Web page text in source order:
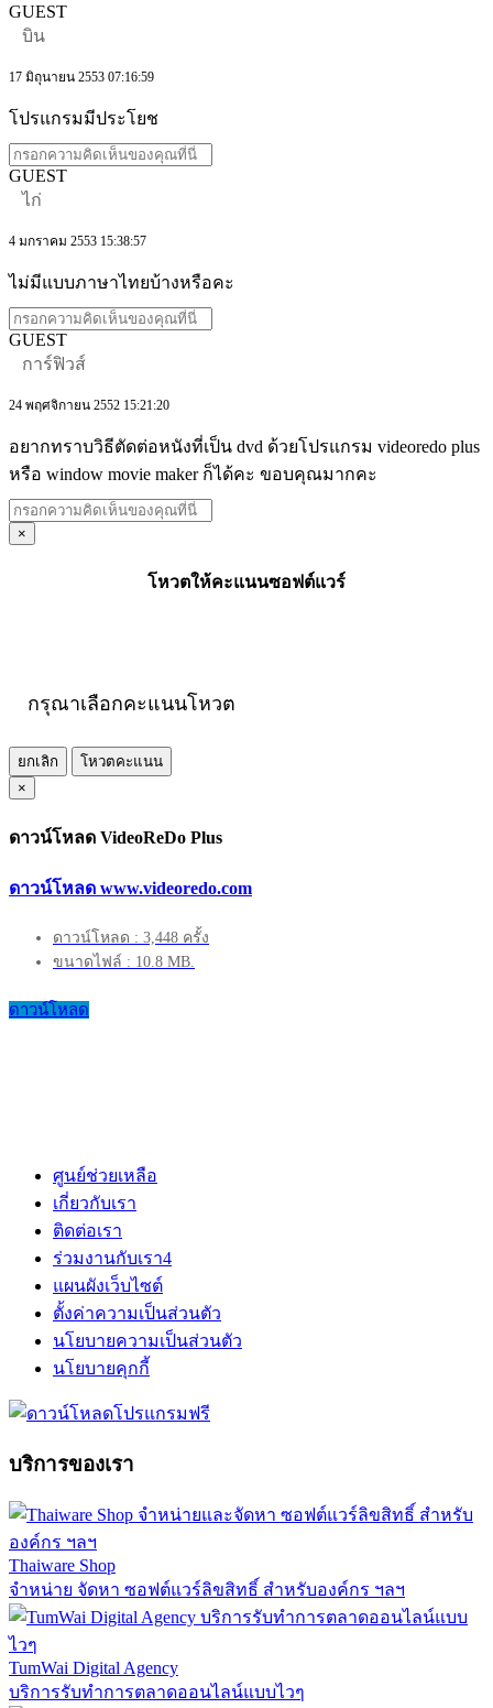
GUEST
บิน
17 มิถุนายน 2553 07:16:59
โปรแกรมมีประโยช
GUEST
ไก่
4 มกราคม 2553 15:38:57
ไม่มีแบบภาษาไทยบ้างหรือคะ
GUEST
การ์ฟิวส์
24 พฤศจิกายน 2552 15:21:20
อยากทราบวิธีตัดต่อหนังที่เป็น dvd ด้วยโปรแกรม videoredo plus
หรือ window movie maker ก็ได้คะ ขอบคุณมากคะ
×
โหวตให้คะแนนซอฟต์แวร์
กรุณาเลือกคะแนนโหวต
ยกเลิก
โหวตคะแนน
×
ดาวน์โหลด VideoReDo Plus
ดาวน์โหลด www.videoredo.com
ดาวน์โหลด : 3,448 ครั้ง
ขนาดไฟล์ : 10.8 MB.
ดาวน์โหลด
ศูนย์ช่วยเหลือ
เกี่ยวกับเรา
ติดต่อเรา
ร่วมงานกับเรา4
แผนผังเว็บไซต์
ตั้งค่าความเป็นส่วนตัว
นโยบายความเป็นส่วนตัว
นโยบายคุกกี้
บริการของเรา
Thaiware Shop
จำหน่าย จัดหา ซอฟต์แวร์ลิขสิทธิ์ สำหรับองค์กร ฯลฯ
TumWai Digital Agency
บริการรับทำการตลาดออนไลน์แบบไวๆ